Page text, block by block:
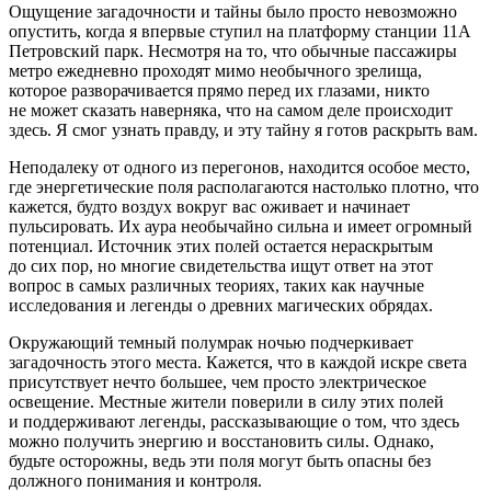
Ощущение загадочности и тайны было просто невозможно
опустить, когда я впервые ступил на платформу станции 11A
Петровский парк. Несмотря на то, что обычные пассажиры
метро ежедневно проходят мимо необычного зрелища,
которое разворачивается прямо перед их глазами, никто
не может сказать наверняка, что на самом деле происходит
здесь. Я смог узнать правду, и эту тайну я готов раскрыть вам.
Неподалеку от одного из перегонов, находится особое место,
где энергетические поля располагаются настолько плотно, что
кажется, будто воздух вокруг вас оживает и начинает
пульсировать. Их аура необычайно сильна и имеет огромный
потенциал. Источник этих полей остается нераскрытым
до сих пор, но многие свидетельства ищут ответ на этот
вопрос в самых различных теориях, таких как научные
исследования и легенды о древних магических обрядах.
Окружающий темный полумрак ночью подчеркивает
загадочность этого места. Кажется, что в каждой искре света
присутствует нечто большее, чем просто электрическое
освещение. Местные жители поверили в силу этих полей
и поддерживают легенды, рассказывающие о том, что здесь
можно получить энергию и восстановить силы. Однако,
будьте осторожны, ведь эти поля могут быть опасны без
должного понимания и контроля.